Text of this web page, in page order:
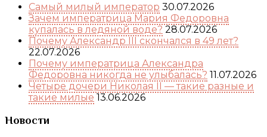
Самый милый император 30.07.2026
Зачем императрица Мария Федоровна
купалась в ледяной воде? 28.07.2026
Почему Александр III скончался в 49 лет?
22.07.2026
Почему императрица Александра
Федоровна никогда не улыбалась? 11.07.2026
Четыре дочери Николая II — такие разные и
такие милые 13.06.2026
Новости